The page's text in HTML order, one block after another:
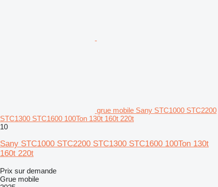
grue mobile Sany STC1000 STC2200
STC1300 STC1600 100Ton 130t 160t 220t
10
Sany STC1000 STC2200 STC1300 STC1600 100Ton 130t
160t 220t
Prix sur demande
Grue mobile